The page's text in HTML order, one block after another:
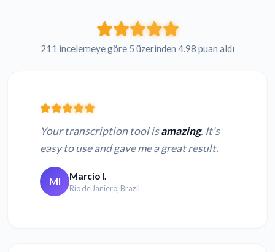
211 incelemeye göre 5 üzerinden 4.98 puan aldı
Your transcription tool isamazing. It's
easy to use and gave me a great result.
MI Marcio I.
Rio de Janiero, Brazil